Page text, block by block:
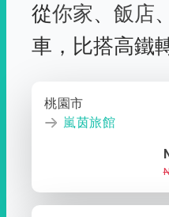
從你家、 飯店、
車， 比搭高鐵
桃園市
嵐茵旅館